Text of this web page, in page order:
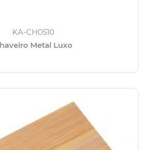
KA-CH0510
Metal Luxo